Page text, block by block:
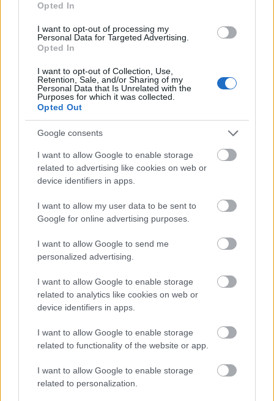
Opted In
I want to opt-out of processing my
Personal Data for Targeted Advertising.
Opted In
I want to opt-out of Collection, Use,
Retention, Sale, and/or Sharing of my
Personal Data that Is Unrelated with the
Purposes for which it was collected.
Opted Out
Google consents
I want to allow Google to enable storage
related to advertising like cookies on web or
device identifiers in apps.
I want to allow my user data to be sent to
Google for online advertising purposes.
I want to allow Google to send me
personalized advertising.
I want to allow Google to enable storage
related to analytics like cookies on web or
device identifiers in apps.
I want to allow Google to enable storage
related to functionality of the website or app.
I want to allow Google to enable storage
related to personalization.
folyamatos körforgás, hiszen nagyon nehezen tudjuk
klipben is megjeleníteni, melyben segítségünkre volt
Császár Robi
5. Minden más
Minden másvolt az első dal ami megszületett a
Békétlencímű lemezre. Kicsit vicces, hogy ez lett a dal
címe, hiszen minden változott az elmúlt egy évben
nem csak jó dolgok történtek velünk. Pont az egyik
ilyen változás ihlette ennek a dalnak a szövegét,
amely tulajdonképpen erőt adott nekünk, hogy
megéri folytatni még akkor is, ha nem úgy érezzük
az adott helyzetben. Reméljük nektek is erőt ad, ha
hasonló helyzetbe kerültök.
6. Interlude
emlékeztet minket, és arra, hogy van olyan ember, aki
nem véletlenül nem része életünknek. Hiába
igyekszünk pozitív energiákkal ellensúlyozni a
sérelmeket, a hiú ábrándokat félre kell tenni és örökre
elbúcsúzni a másiktól.A részletMadách Imre Az
című művéből hangzik el, ezúton is
köszönjükNagy Csababarátunknak a közreműködést.